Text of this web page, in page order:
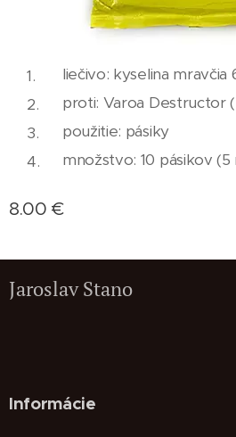
liečivo: kyselina mravčia
proti: Varoa Destructor
použitie: pásiky
množstvo: 10 pásikov (5
8.00 €
Jaroslav Stano
Informácie